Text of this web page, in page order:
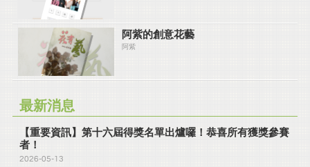
阿紫的創意花藝
阿紫
最新消息
【重要資訊】第十六屆得獎名單出爐囉！恭喜所有獲獎參賽
者！
2026-05-13